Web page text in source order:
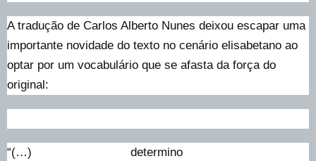
A tradução de Carlos Alberto Nunes deixou escapar uma
importante novidade do texto no cenário elisabetano ao
optar por um vocabulário que se afasta da força do
original:
“(…) determino